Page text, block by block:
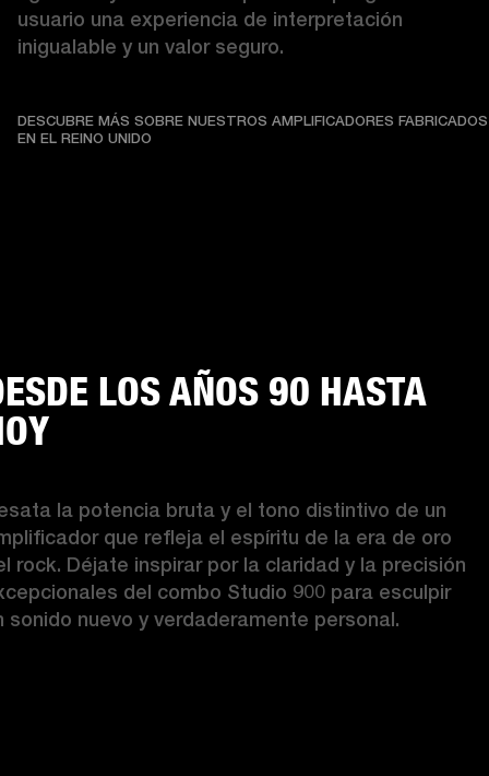
usuario una experiencia de interpretación
inigualable y un valor seguro.
DESCUBRE MÁS SOBRE NUESTROS AMPLIFICADORES FABRICADOS
EN EL REINO UNIDO
LOS AÑOS 90 HASTA
la potencia bruta y el tono distintivo de un
que refleja el espíritu de la era de oro
rock. Déjate inspirar por la claridad y la precisión
del combo Studio 900 para esculpir
sonido nuevo y verdaderamente personal.